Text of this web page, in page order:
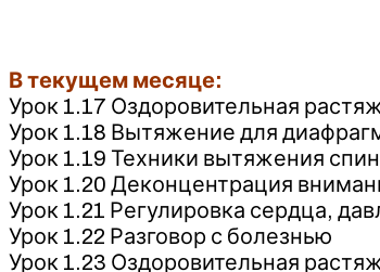
(2024)
В текущем месяце:
Урок 1.17 Оздоровительная
Урок 1.18 Вытяжение для
Урок 1.19 Техники вытяжения
Урок 1.20 Деконцентрация
Урок 1.21 Регулировка сердца,
Урок 1.22 Разговор с болезнью
Урок 1.23 Оздоровительная